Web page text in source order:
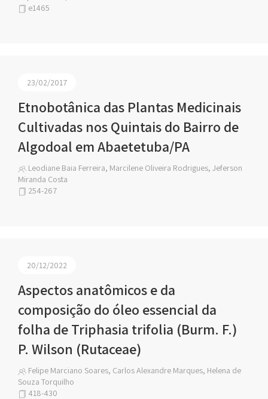
e1465
23/02/2017
Etnobotânica das Plantas Medicinais
Cultivadas nos Quintais do Bairro de
Algodoal em Abaetetuba/PA
Leodiane Baia Ferreira, Marcilene Oliveira Rodrigues, Jeferson
Miranda Costa
254-267
20/12/2022
Aspectos anatômicos e da
composição do óleo essencial da
folha de Triphasia trifolia (Burm. F.)
P. Wilson (Rutaceae)
Felipe Marciano Soares, Carlos Alexandre Marques, Helena de
Souza Torquilho
418-430